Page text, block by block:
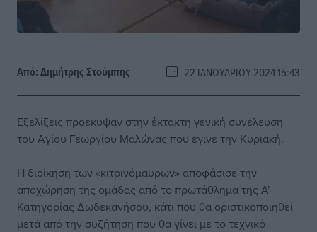
Από:Δημήτρης Στούμπης 22 ΙΑΝΟΥΑΡΊΟΥ 2024 15:43
Εξελίξεις προέκυψαν στην έκτακτη γενική συνέλευση
του Αγίου Γεωργίου Μαλώνας που έγινε την Κυριακή.
Η διοίκηση των «κιτρινόμαυρων» αποφάσισε την
αποχώρηση της ομάδας από το πρωτάθλημα της Α’
Κατηγορίας Δωδεκανήσου, κάτι που θα οριστικοποιηθεί
μετά από την συζήτηση που θα γίνει με το τεχνικό